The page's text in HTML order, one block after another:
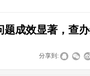
成效显著，查
分享到: